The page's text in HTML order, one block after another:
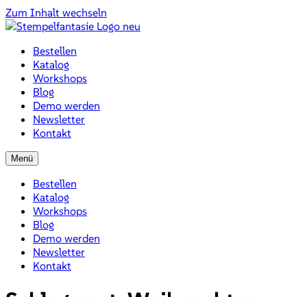
Zum Inhalt wechseln
Bestellen
Katalog
Workshops
Blog
Demo werden
Newsletter
Kontakt
Menü
Bestellen
Katalog
Workshops
Blog
Demo werden
Newsletter
Kontakt